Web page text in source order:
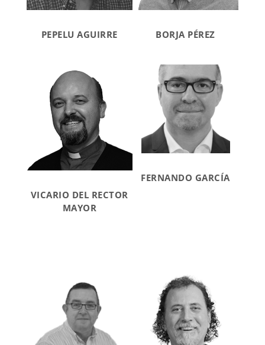
PEPELU AGUIRRE BORJA PÉREZ
VICARIO DEL RECTOR
MAYOR
FERNANDO GARCÍA